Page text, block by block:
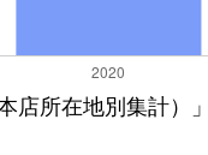
所在地別集計）